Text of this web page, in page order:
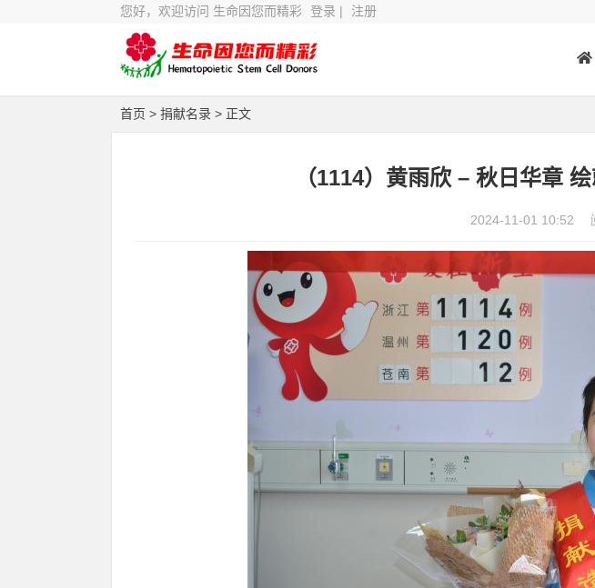
您好，欢迎访问 生命因您而精彩 登录 | 注册
首页 > 捐献名录 > 正文
（1114）黄雨欣 – 秋日华章
2024-11-01 10:52